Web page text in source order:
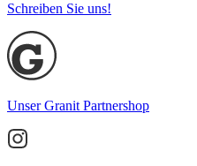
Schreiben Sie uns!
Unser Granit Partnershop